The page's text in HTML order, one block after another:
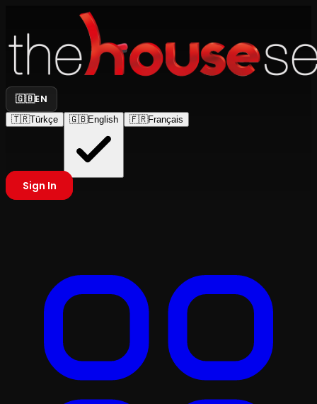
🇬🇧EN
🇹🇷Türkçe 🇬🇧English 🇫🇷Français
Sign In